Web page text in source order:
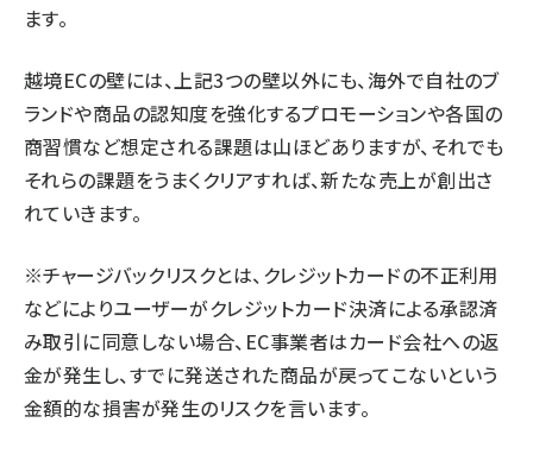
ます。
越境ECの壁には、上記3つの壁以外にも、海外で自社のブ
ランドや商品の認知度を強化するプロモーションや各国の
商習慣など想定される課題は山ほどありますが、それでも
それらの課題をうまくクリアすれば、新たな売上が創出さ
れていきます。
※チャージバックリスクとは、クレジットカードの不正利用
などによりユーザーがクレジットカード決済による承認済
み取引に同意しない場合、EC事業者はカード会社への返
金が発生し、すでに発送された商品が戻ってこないという
金額的な損害が発生のリスクを言います。